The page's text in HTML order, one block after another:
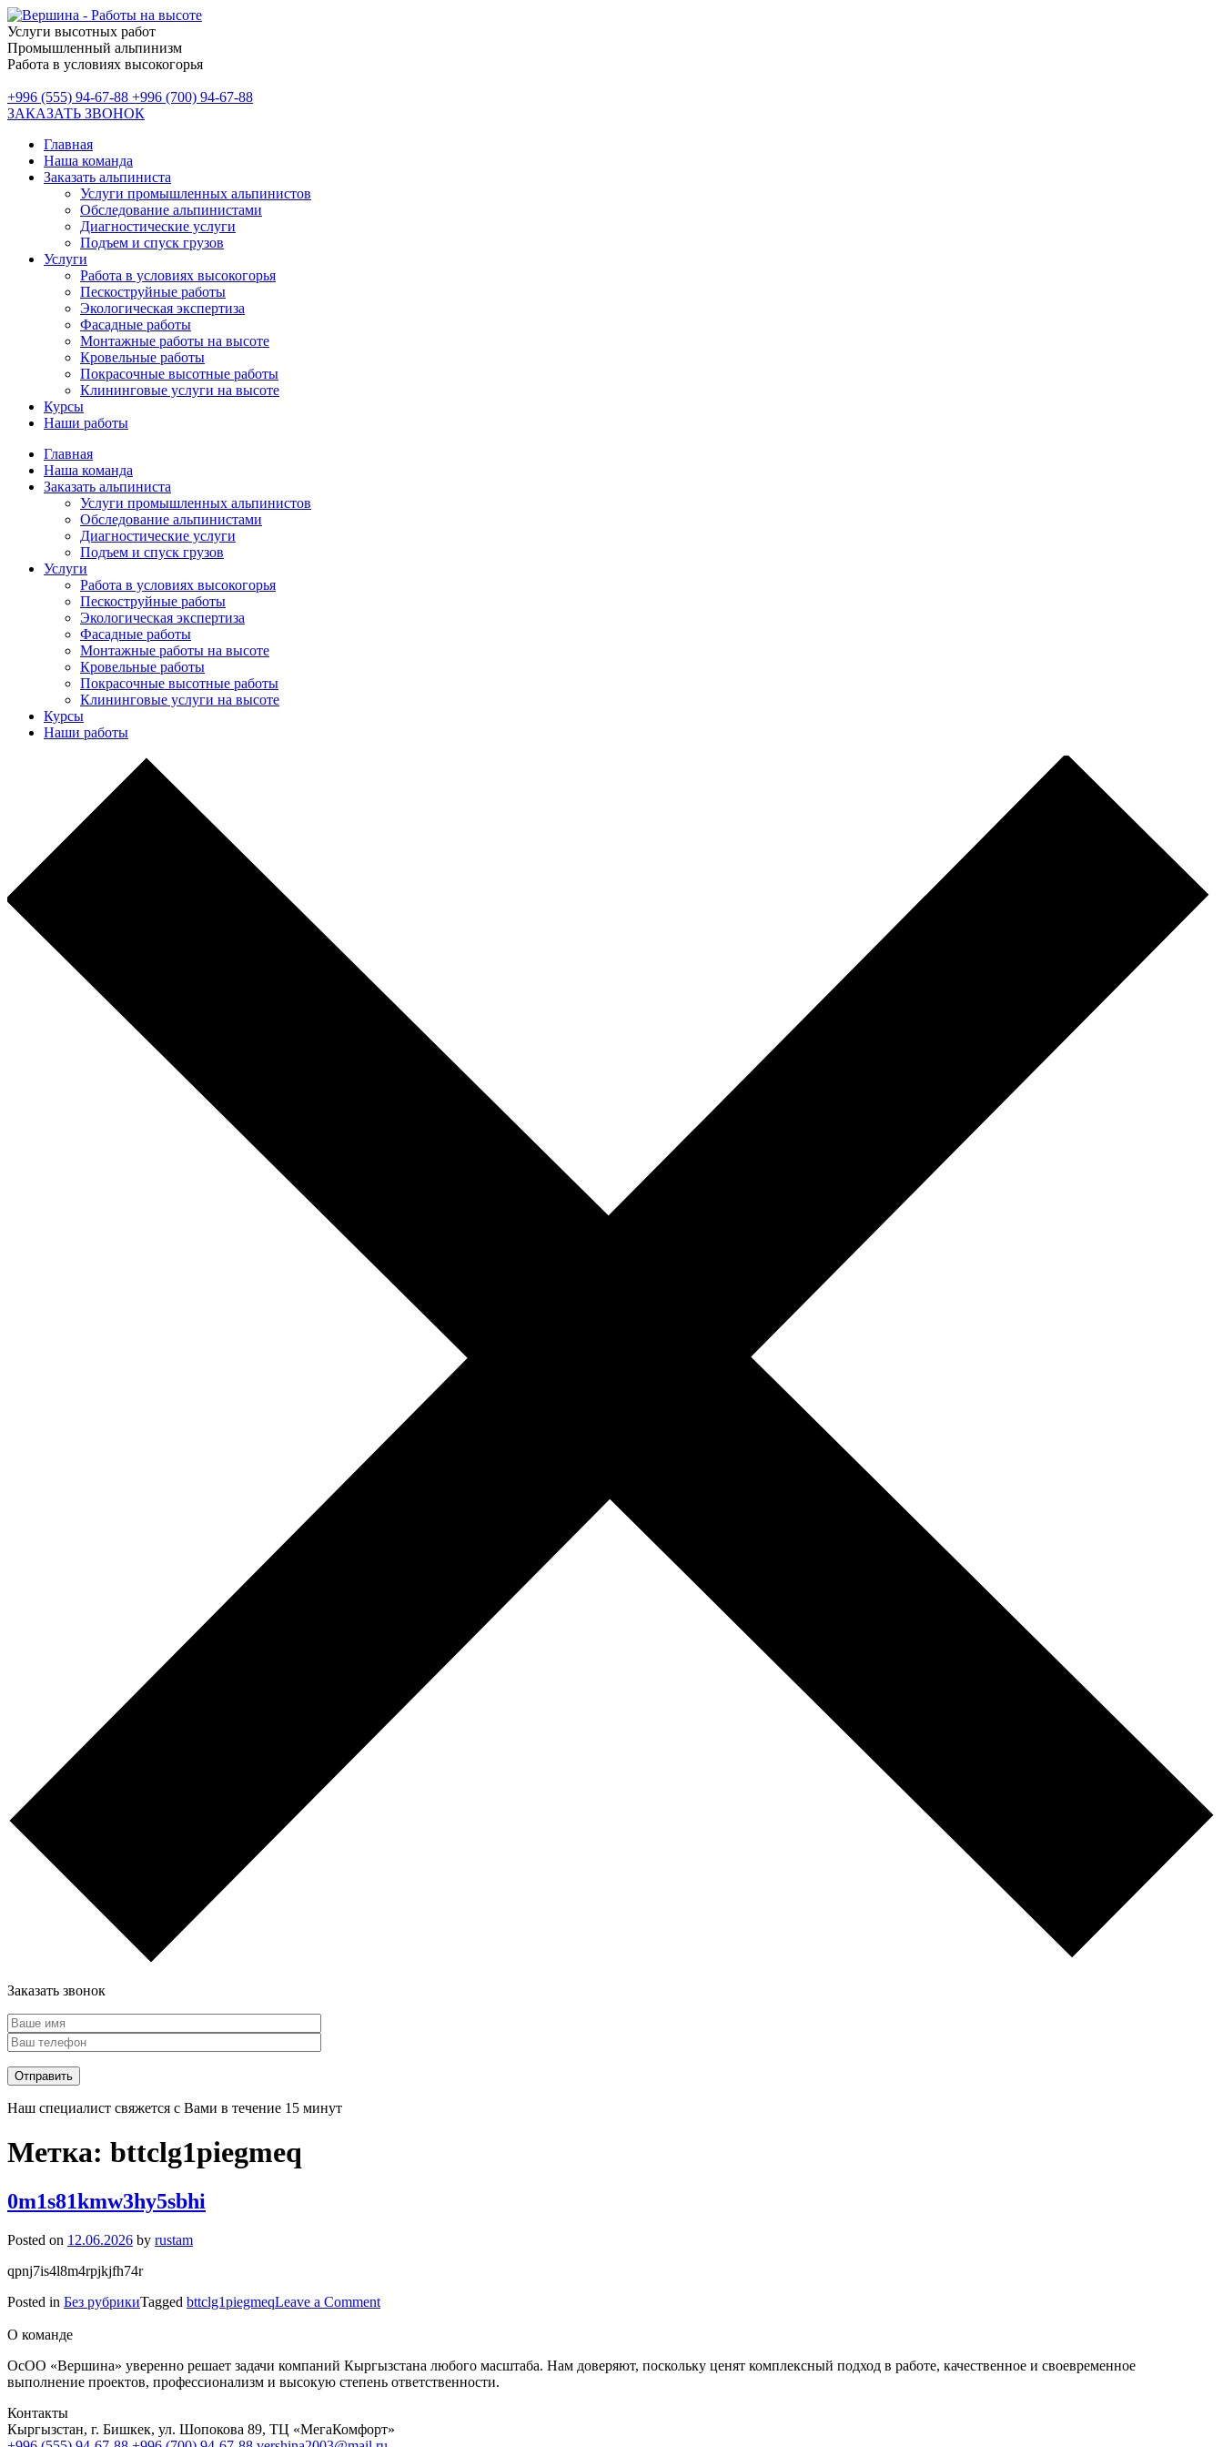
Услуги высотных работ
Промышленный альпинизм
Работа в условиях высокогорья
+996 (555) 94-67-88 +996 (700) 94-67-88
ЗАКАЗАТЬ ЗВОНОК
Главная
Наша команда
Заказать альпиниста
Услуги промышленных альпинистов
Обследование альпинистами
Диагностические услуги
Подъем и спуск грузов
Услуги
Работа в условиях высокогорья
Пескоструйные работы
Экологическая экспертиза
Фасадные работы
Монтажные работы на высоте
Кровельные работы
Покрасочные высотные работы
Клининговые услуги на высоте
Курсы
Наши работы
Главная
Наша команда
Заказать альпиниста
Услуги промышленных альпинистов
Обследование альпинистами
Диагностические услуги
Подъем и спуск грузов
Услуги
Работа в условиях высокогорья
Пескоструйные работы
Экологическая экспертиза
Фасадные работы
Монтажные работы на высоте
Кровельные работы
Покрасочные высотные работы
Клининговые услуги на высоте
Курсы
Наши работы
Заказать звонок
Наш специалист свяжется с Вами в течение 15 минут
Метка: bttclg1piegmeq
0m1s81kmw3hy5sbhi
Posted on 12.06.2026 by rustam
qpnj7is4l8m4rpjkjfh74r
Posted in Без рубрикиTagged bttclg1piegmeqLeave a Commenton
О команде
ОсОО «Вершина» уверенно решает задачи компаний Кыргызстана любого масштаба. Нам доверяют, поскольку ценят комплексный подход в работе, качественное и своевременное
выполнение проектов, профессионализм и высокую степень ответственности.
Контакты
Кыргызстан, г. Бишкек, ул. Шопокова 89, ТЦ «МегаКомфорт»